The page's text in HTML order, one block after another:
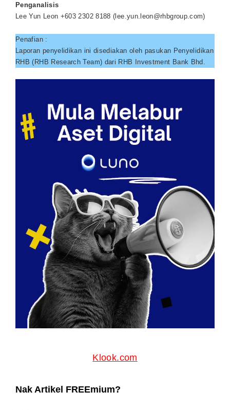
Penganalisis
Lee Yun Leon +603 2302 8188 ( lee.yun.leon@rhbgroup.com)
Penafian :
Laporan penyelidikan ini disediakan oleh pasukan Penyelidikan
RHB (RHB Research Team) dari RHB Investment Bank Bhd.
Klook.com
Nak Artikel FREEmium?